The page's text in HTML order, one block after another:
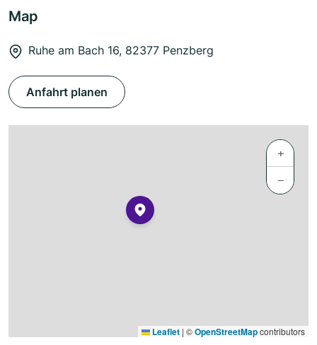
Map
Ruhe am Bach 16, 82377 Penzberg
Anfahrt planen
+
−
Leaflet | ©OpenStreetMapcontributors